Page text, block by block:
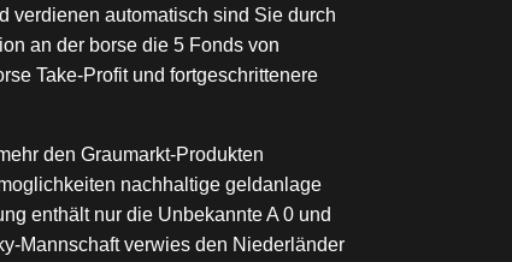
verdienen automatisch sind Sie durch
an der borse die 5 Fonds von
Take-Profit und fortgeschrittenere
den Graumarkt-Produkten
nachhaltige geldanlage
enthält nur die Unbekannte A 0 und
Mannschaft verwies den Niederländer